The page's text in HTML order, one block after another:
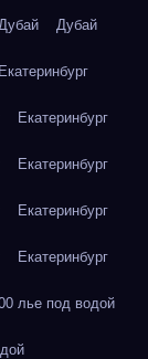
Дубай
Екатеринбург
Екатеринбург
Екатеринбург
Екатеринбург
Екатеринбург
лье под водой